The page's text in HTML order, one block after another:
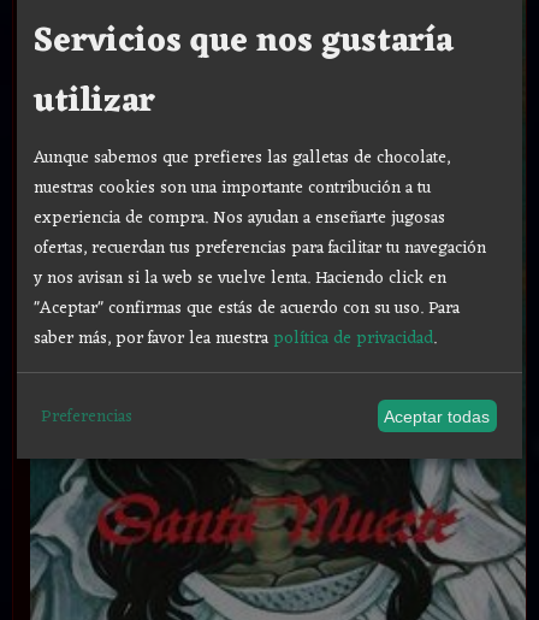
Servicios que nos gustaría
utilizar
Aunque sabemos que prefieres las galletas de chocolate,
nuestras cookies son una importante contribución a tu
experiencia de compra. Nos ayudan a enseñarte jugosas
ofertas, recuerdan tus preferencias para facilitar tu navegación
y nos avisan si la web se vuelve lenta. Haciendo click en
"Aceptar" confirmas que estás de acuerdo con su uso.Para
saber más, por favor lea nuestrapolítica de privacidad.
Preferencias Aceptar todas